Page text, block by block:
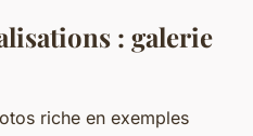
: galerie
riche en exemples